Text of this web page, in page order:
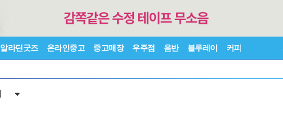
알라딘굿즈 온라인중고 중고매장 우주점 음반 블루레이 커피